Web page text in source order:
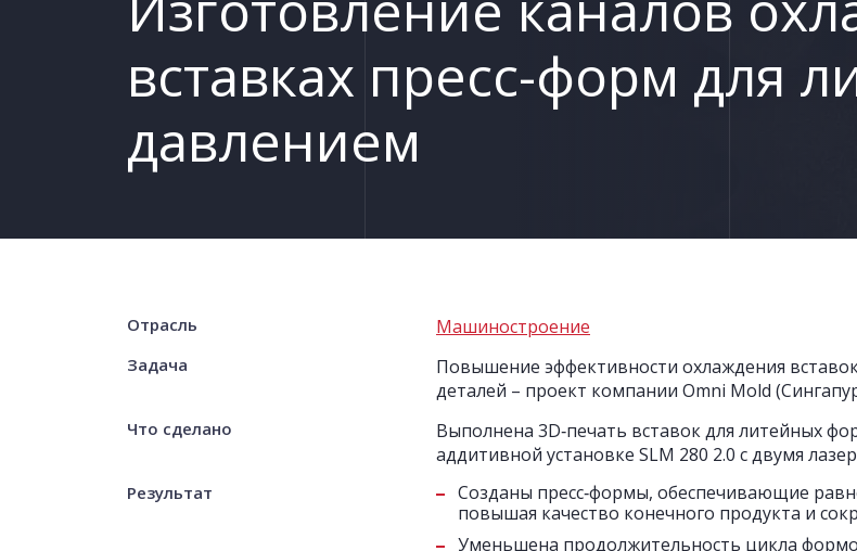
вставках пресс-форм для
давлением
Отрасль Машиностроение
Задача
Повышение эффективности охлаждения
деталей – проект компании Omni Mold
Что сделано
Выполнена 3D‑печать вставок для литейных
аддитивной установке SLM 280 2.0 с двумя
Результат
Созданы пресс‑формы, обеспечивающие
повышая качество конечного продукта и
Уменьшена продолжительность цикла